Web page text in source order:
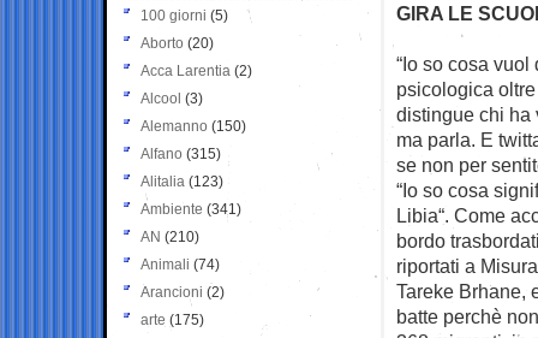
GIRA LE
“Io so cosa
psicologica
distingue chi ha
ma parla. E
se non per
“Io so cosa
Libia“. Come
bordo
riportati a
Tareke Brhane,
batte perchè
100 giorni (5)
Aborto (20)
Acca Larentia (2)
Alcool (3)
Alemanno (150)
Alfano (315)
Alitalia (123)
Ambiente (341)
AN (210)
Animali (74)
Arancioni (2)
arte (175)